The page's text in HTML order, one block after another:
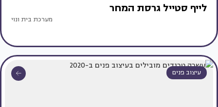
לייף סטייל גרסת המחר
מערכת בית ונוי
עיצוב פנים